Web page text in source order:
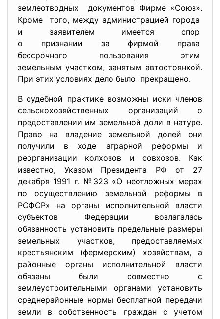
землеотводных документов Фирме «Союз».
Кроме того, между администрацией города
и заявителем имеется спор
о признании за фирмой права
бессрочного пользования этим
земельным участком, занятым автостоянкой.
При этих условиях дело было прекращено.
В судебной практике возможны иски членов
сельскохозяйственных организаций о
предоставлении им земельной доли в натуре.
Право на владение земельной долей они
получили в ходе аграрной реформы и
реорганизации колхозов и совхозов. Как
известно, Указом Президента РФ от 27
декабря 1991 г. №323 «О неотложных мерах
по осуществлению земельной реформы в
РСФСР» на органы исполнительной власти
субъектов Федерации возлагалась
обязанность установить предельные размеры
земельных участков, предоставляемых
крестьянским (фермерским) хозяйствам, а
районные органы исполнительной власти
обязаны были совместно с
землеустроительными органами установить
среднерайонные нормы бесплатной передачи
земли в собственность граждан с учетом